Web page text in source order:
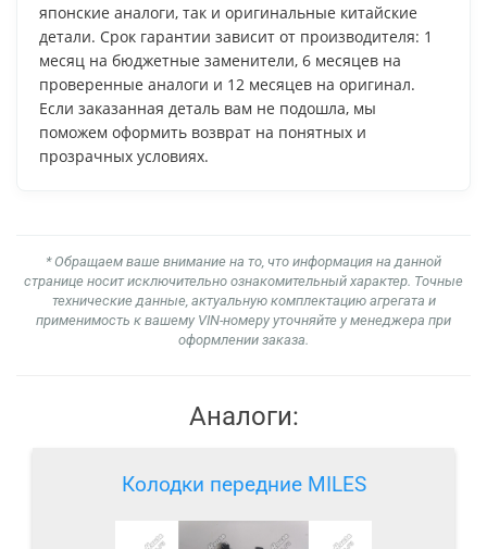
японские аналоги, так и оригинальные китайские
детали. Срок гарантии зависит от производителя: 1
месяц на бюджетные заменители, 6 месяцев на
проверенные аналоги и 12 месяцев на оригинал.
Если заказанная деталь вам не подошла, мы
поможем оформить возврат на понятных и
прозрачных условиях.
* Обращаем ваше внимание на то, что информация на данной
странице носит исключительно ознакомительный характер. Точные
технические данные, актуальную комплектацию агрегата и
применимость к вашему VIN-номеру уточняйте у менеджера при
оформлении заказа.
Аналоги:
Колодки передние MILES